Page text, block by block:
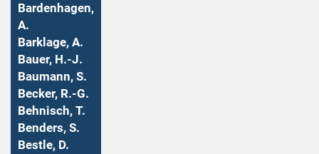
Bardenhagen,
A.
Barklage, A.
Bauer, H.-J.
Baumann, S.
Becker, R.-G.
Behnisch, T.
Benders, S.
Bestle, D.